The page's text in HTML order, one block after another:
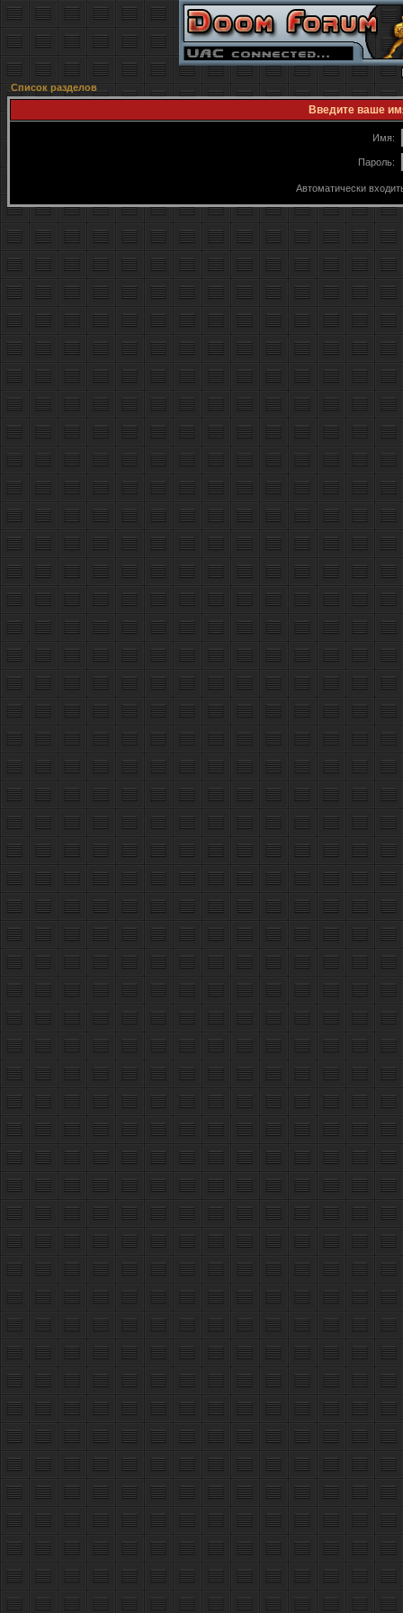
Список разделов
Введите ваше
Имя:
Пароль:
Автоматически